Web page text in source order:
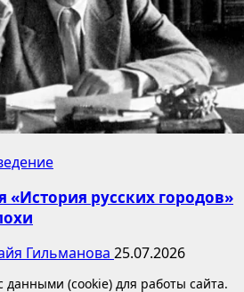
«История русских городов»
Гильманова 25.07.2026
(cookie) для работы сайта.